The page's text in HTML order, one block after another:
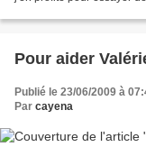
Pour aider
Publié le 23/06/2009 à
Par cayena